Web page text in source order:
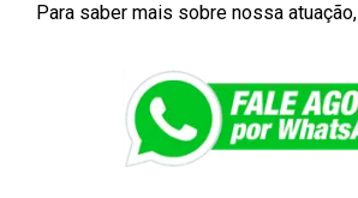
Para saber mais sobre nossa atuação,